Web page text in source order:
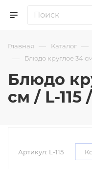
Главная — Каталог —
— Блюдо круглое 34 см
Блюдо
см / L-115
Артикул: L-115